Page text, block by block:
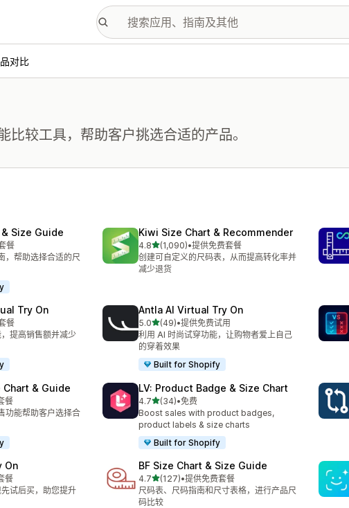
对比
比较工具，帮助客户挑选合适的产品。
Size Guide
餐
，帮助选择合适的尺
Kiwi Size Chart & Recommender
4.8星（满分 5 星）
(1,090)
总共 1090 条评论
•提供免费套餐
创建可自定义的尺码表，从而提高转化率并
减少退货
Try On
餐
提高销售额并减少
Antla AI Virtual Try On
5.0星（满分 5 星）
(49)
总共 49 条评论
•提供免费试用
利用 AI 时尚试穿功能，让购物者爱上自己
的穿着效果
Built for Shopify
Chart & Guide
餐
功能帮助客户选择合
LV: Product Badge & Size Chart
4.7星（满分 5 星）
(34)
总共 34 条评论
•免费
Boost sales with product badges,
product labels & size charts
Built for Shopify
On
餐
试后买，助您提升
BF Size Chart & Size Guide
4.7星（满分 5 星）
(127)
总共 127 条评论
•提供免费套餐
尺码表、尺码指南和尺寸表格，进行产品尺
码比较